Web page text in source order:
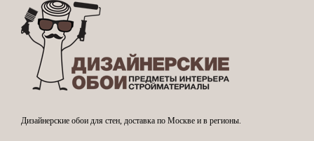
Дизайнерские обои для стен, доставка по Москве и в регионы.